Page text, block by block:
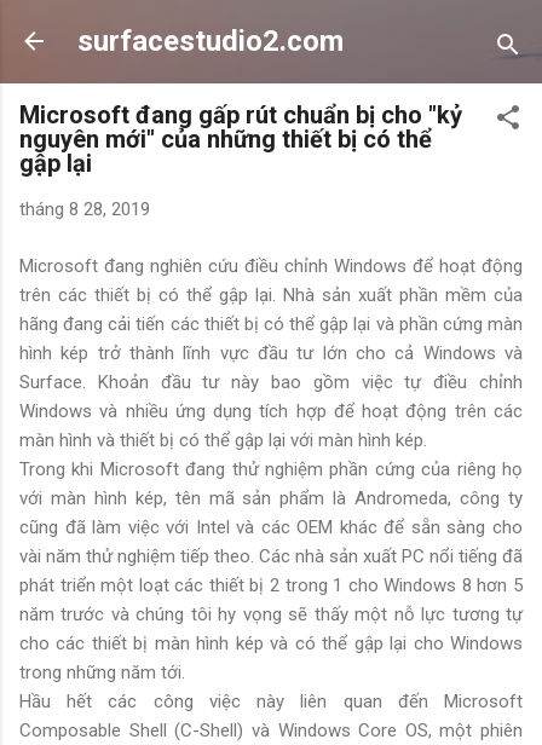
Chuyển đến nội dung chính
surfacestudio2.com
Microsoft đang gấp rút chuẩn bị cho "kỷ
nguyên mới" của những thiết bị có thể
gập lại
tháng 8 28, 2019
Microsoft đang nghiên cứu điều chỉnh Windows để hoạt động
trên các thiết bị có thể gập lại. Nhà sản xuất phần mềm của
hãng đang cải tiến các thiết bị có thể gập lại và phần cứng màn
hình kép trở thành lĩnh vực đầu tư lớn cho cả Windows và
Surface. Khoản đầu tư này bao gồm việc tự điều chỉnh
Windows và nhiều ứng dụng tích hợp để hoạt động trên các
màn hình và thiết bị có thể gập lại với màn hình kép.
Trong khi Microsoft đang thử nghiệm phần cứng của riêng họ
với màn hình kép, tên mã sản phẩm là Andromeda, công ty
cũng đã làm việc với Intel và các OEM khác để sẵn sàng cho
vài năm thử nghiệm tiếp theo. Các nhà sản xuất PC nổi tiếng đã
phát triển một loạt các thiết bị 2 trong 1 cho Windows 8 hơn 5
năm trước và chúng tôi hy vọng sẽ thấy một nỗ lực tương tự
cho các thiết bị màn hình kép và có thể gập lại cho Windows
trong những năm tới.
Hầu hết các công việc này liên quan đến Microsoft
Composable Shell (C-Shell) và Windows Core OS, một phiên